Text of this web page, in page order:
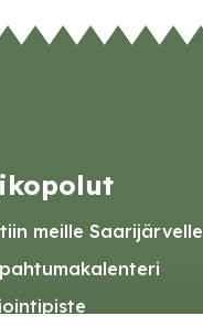
meille Saarijärvelle